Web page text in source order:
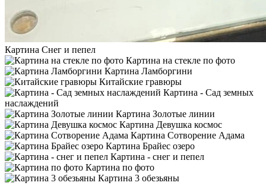
Картина Снег и пепел
Картина на стекле по фото
Картина Ламборгини
Китайские гравюры
Картина - Сад земных
наслаждений
Картина Золотые линии
Картина Девушка космос
Картина Сотворение Адама
Картина Брайес озеро
Картина - снег и пепел
Картина по фото
Картина 3 обезьяны